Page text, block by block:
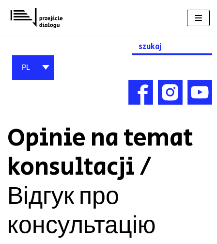
Przejdź
do
Search
for:
PL
Opinie na temat
konsultacji /
Відгук про
консультацію